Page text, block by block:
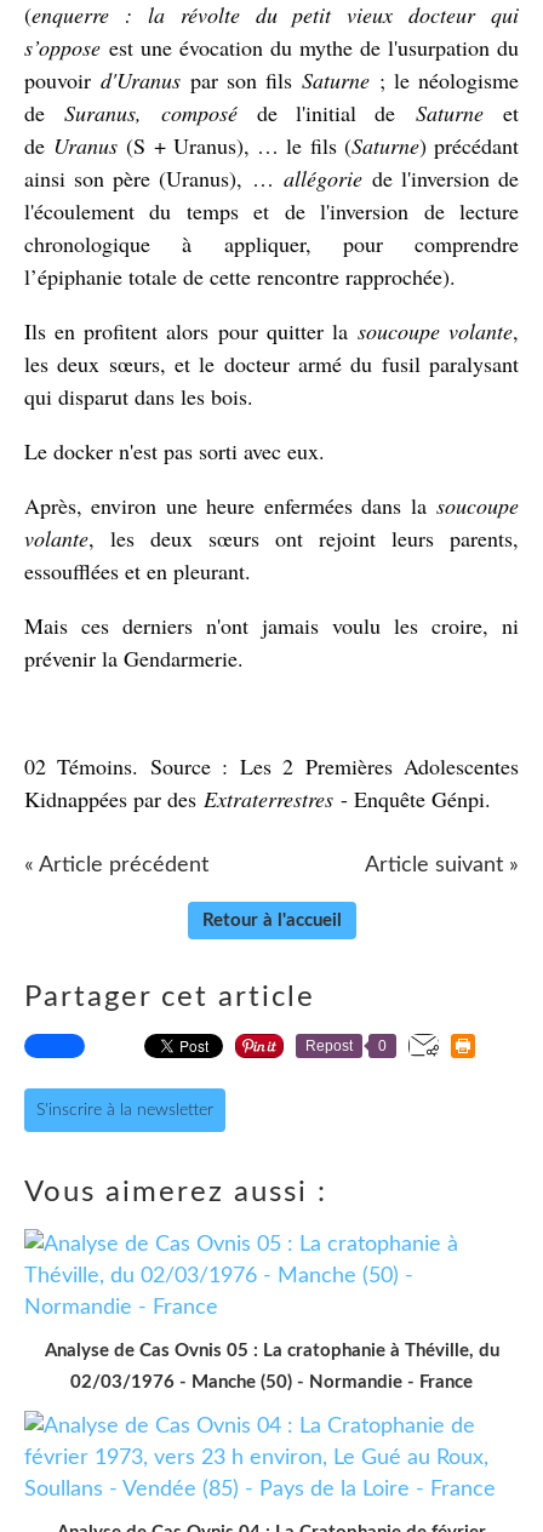
(enquerre : la révolte du petit vieux docteur qui
s’oppose est une évocation du mythe de l'usurpation du
pouvoir d'Uranus par son fils Saturne ; le néologisme
deSuranus, composéde l'initial de Saturneet
de Uranus (S + Uranus), … le fils (Saturne) précédant
ainsi son père (Uranus), … allégorie de l'inversion de
l'écoulement du temps et de l'inversion de lecture
chronologique à appliquer, pour comprendre
l’épiphanie totale de cette rencontre rapprochée).
Ils en profitent alors pour quitter la soucoupe volante,
les deux sœurs, et le docteur armé du fusil paralysant
qui disparut dans les bois.
Le docker n'est pas sorti avec eux.
Après, environ une heure enfermées dans la soucoupe
volante, les deux sœurs ont rejoint leurs parents,
essoufflées et en pleurant.
Mais ces derniers n'ont jamais voulu les croire, ni
prévenir la Gendarmerie.
02 Témoins. Source : Les 2 Premières Adolescentes
Kidnappées par des Extraterrestres - Enquête Génpi.
« Article précédent Article suivant »
Retour à l'accueil
Partager cet article
Repost 0
S'inscrire à la newsletter
Vous aimerez aussi :
Analyse de Cas Ovnis 05 : La cratophanie à Théville, du
02/03/1976 - Manche (50) - Normandie - France